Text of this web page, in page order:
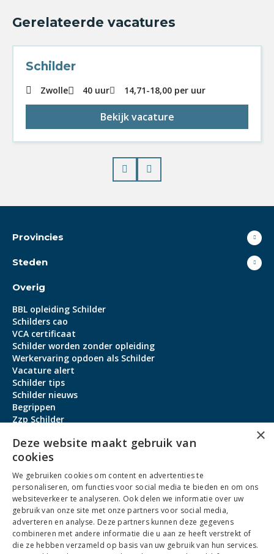
Gerelateerde vacatures
Schilder
Zwolle 40 uur 14,71-18,00 per uur
Bekijk vacature
Prev
Provincies
Steden
Overig
BBL opleiding Schilder
Schilders cao
VCA certificaat
Schilder worden zonder opleiding
Werkervaring opdoen als Schilder
Vacature alert
Schilder tips
Schilder nieuws
Begrippen
Zzp Schilder
Contact
Over ons
service@schildervacature.nl
088-7060801
Facebook
YoutubeLinkedInInstagram
×
Deze website maakt gebruik van
cookies
We gebruiken cookies om content en advertenties te
personaliseren, om functies voor social media te bieden en om ons
websiteverkeer te analyseren. Ook delen we informatie over uw
gebruik van onze site met onze partners voor social media,
adverteren en analyse. Deze partners kunnen deze gegevens
combineren met andere informatie die u aan ze heeft verstrekt of
die ze hebben verzameld op basis van uw gebruik van hun services.